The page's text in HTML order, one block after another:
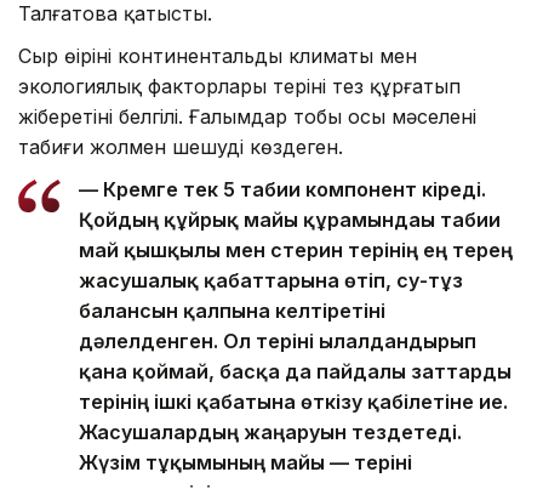
Талғатова қатысты.
Сыр өңірінің континентальды климаты мен
экологиялық факторлары теріні тез құрғатып
жіберетіні белгілі. Ғалымдар тобы осы мәселені
табиғи жолмен шешуді көздеген.
— Кремге тек 5 табиғи компонент кіреді.
Қойдың құйрық майы құрамындағы табиғи
май қышқылы мен стерин терінің ең терең
жасушалық қабаттарына өтіп, су-тұз
балансын қалпына келтіретіні
дәлелденген. Ол теріні ылғалдандырып
қана қоймай, басқа да пайдалы заттарды
терінің ішкі қабатына өткізу қабілетіне ие.
Жасушалардың жаңаруын тездетеді.
Жүзім тұқымының майы — теріні